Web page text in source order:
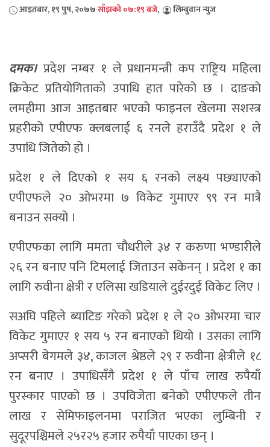
आइतबार, १९ पुष, २०७७साँझको ०७:१९ बजे, लिम्बुवान न्युज
दमक। प्रदेश नम्बर १ ले प्रधानमन्त्री कप राष्ट्रिय महिला
क्रिकेट प्रतियोगिताको उपाधि हात पारेको छ । दाङको
लमहीमा आज आइतबार भएको फाइनल खेलमा सशस्त्र
प्रहरीको एपीएफ क्लबलाई ६ रनले हराउँदै प्रदेश १ ले
उपाधि जितेको हो ।
प्रदेश १ ले दिएको १ सय ६ रनको लक्ष्य पछ्याएको
एपीएफले २० ओभरमा ७ विकेट गुमाएर ९९ रन मात्रै
बनाउन सक्यो ।
एपीएफका लागि ममता चौधरीले ३४ र करुणा भण्डारीले
२६ रन बनाए पनि टिमलाई जिताउन सकेनन् । प्रदेश १ का
लागि रुवीना क्षेत्री र एलिसा खडियाले दुईरदुई विकेट लिए ।
सअघि पहिले ब्याटिङ गरेको प्रदेश १ ले २० ओभरमा चार
विकेट गुमाएर १ सय ५ रन बनाएको थियो । उसका लागि
अप्सरी बेगमले ३४, काजल श्रेष्ठले २९ र रुवीना क्षेत्रीले १८
रन बनाए । उपाधिसँगै प्रदेश १ ले पाँच लाख रुपैयाँ
पुरस्कार पाएको छ । उपविजेता बनेको एपीएफले तीन
लाख र सेमिफाइलनमा पराजित भएका लुम्बिनी र
सुदूरपश्चिमले २५र२५ हजार रुपैयाँ पाएका छन् ।